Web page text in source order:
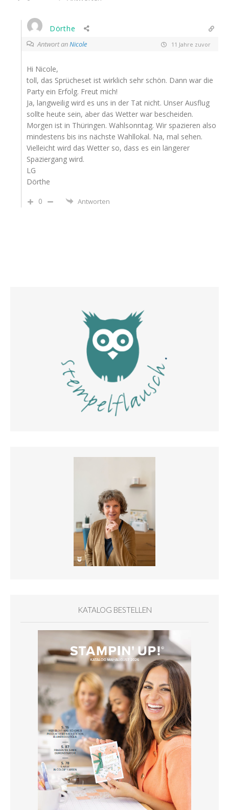
Dörthe
Antwort anNicole 11 Jahre zuvor
Hi Nicole,
toll, das Sprücheset ist wirklich sehr schön. Dann war die
Party ein Erfolg. Freut mich!
Ja, langweilig wird es uns in der Tat nicht. Unser Ausflug
sollte heute sein, aber das Wetter war bescheiden.
Morgen ist in Thüringen. Wahlsonntag. Wir spazieren also
mindestens bis ins nächste Wahllokal. Na, mal sehen.
Vielleicht wird das Wetter so, dass es ein längerer
Spaziergang wird.
LG
Dörthe
0
Antworten
KATALOG BESTELLEN